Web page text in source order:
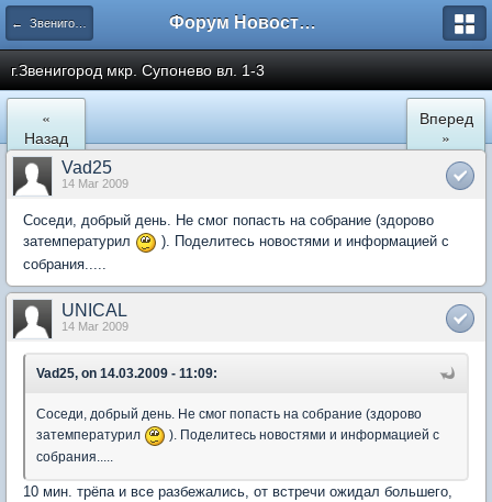
← Звенигород Форум Новостройки
г.Звенигород мкр. Супонево вл. 1-3
«
Назад
Вперед
»
Vad25
14 Mar 2009
Соседи, добрый день. Не смог попасть на собрание (здорово
затемпературил
). Поделитесь новостями и информацией с
собрания.....
UNICAL
14 Mar 2009
Vad25, on 14.03.2009 - 11:09:
Соседи, добрый день. Не смог попасть на собрание (здорово
затемпературил
). Поделитесь новостями и информацией с
собрания.....
10 мин. трёпа и все разбежались, от встречи ожидал большего,